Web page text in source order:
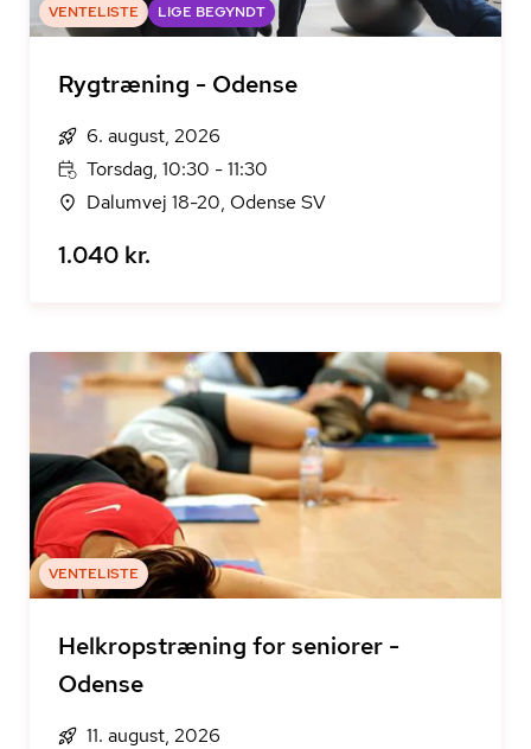
VENTELISTE LIGE BEGYNDT
Rygtræning - Odense
6. august, 2026
Torsdag, 10:30 - 11:30
Dalumvej 18-20, Odense SV
1.040 kr.
VENTELISTE
Helkropstræning for seniorer -
Odense
11. august, 2026